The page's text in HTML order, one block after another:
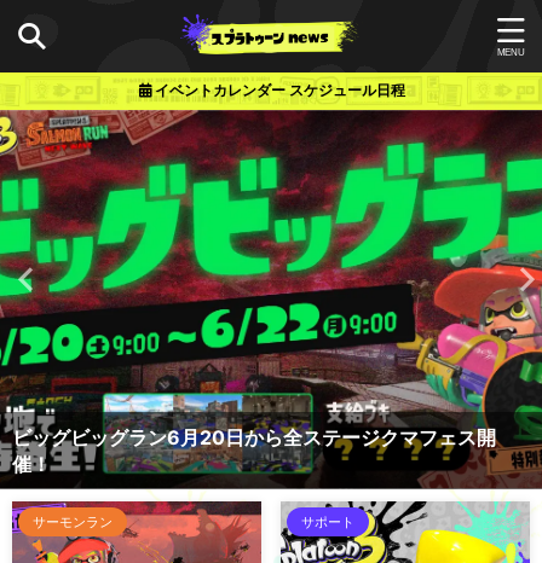
イベントカレンダー スケジュール日程
ビッグビッグラン6月20日から全ステージクマフェス開
催！
サーモンラン サポート